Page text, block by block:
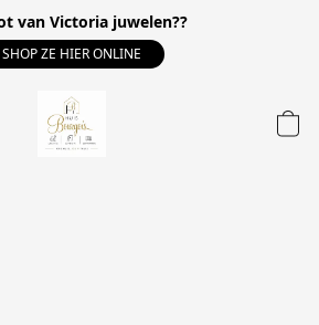
van Victoria juwelen??
SHOP ZE HIER ONLINE